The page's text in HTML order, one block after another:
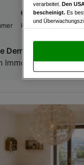
€ 259.000,00
Kaufpreis
Demmel
Immobilien
verarbeitet. Den
bescheinigt. Es
und
und Widerspruch
„Cookie
Verwendung
Zugriff auf
und der
Liste der Partner